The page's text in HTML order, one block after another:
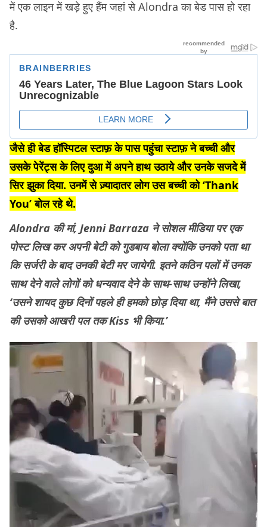
में एक लाइन में खड़े हुए हैंम जहां से Alondra का बेड पास हो रहा
है.
जैसे ही बेड हॉस्पिटल स्टाफ़ के पास पहुंचा स्टाफ़ ने बच्ची और
उसके पेरेंट्स के लिए दुआ में अपने हाथ उठाये और उनके सजदे में
सिर झुका दिया. उनमें से ज़्यादातर लोग उस बच्ची को ‘Thank
You’ बोल रहे थे.
Alondra की मां, Jenni Barraza ने सोशल मीडिया पर एक
पोस्ट लिख कर अपनी बेटी को गुडबाय बोला क्योंकि उनको पता था
कि सर्जरी के बाद उनकी बेटी मर जायेगी. इतने कठिन पलों में उनक
साथ देने वाले लोगों को धन्यवाद देने के साथ-साथ उन्होंने लिखा,
‘उसने शायद कुछ दिनों पहले ही हमको छोड़ दिया था, मैंने उससे बात
की उसको आखरी पल तक Kiss भी किया.’